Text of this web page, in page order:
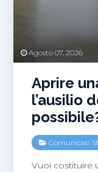
Agosto 07, 2026
Aprire
l’ausilio
Comunicati
Vuoi costituire